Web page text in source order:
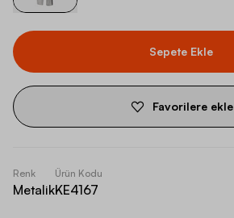
Sepete Ekle
Favorilere ekle
Renk
Metalik
Ürün Kodu
KE4167